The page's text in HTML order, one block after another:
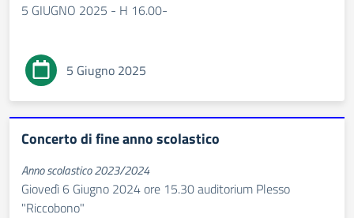
5 GIUGNO 2025 - H 16.00-
5 Giugno 2025
Concerto di fine anno scolastico
Anno scolastico 2023/2024
Giovedì 6 Giugno 2024 ore 15.30 auditorium Plesso
"Riccobono"